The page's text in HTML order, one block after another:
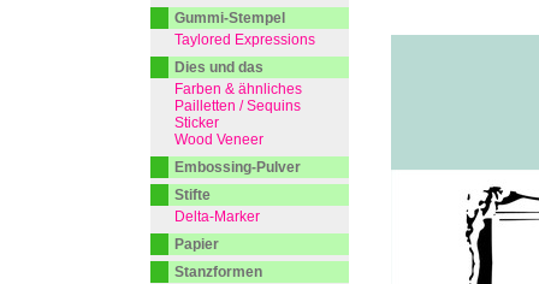
Gummi-Stempel
Taylored Expressions
Dies und das
Farben & ähnliches
Pailletten / Sequins
Sticker
Wood Veneer
Embossing-Pulver
Stifte
Delta-Marker
Papier
Stanzformen